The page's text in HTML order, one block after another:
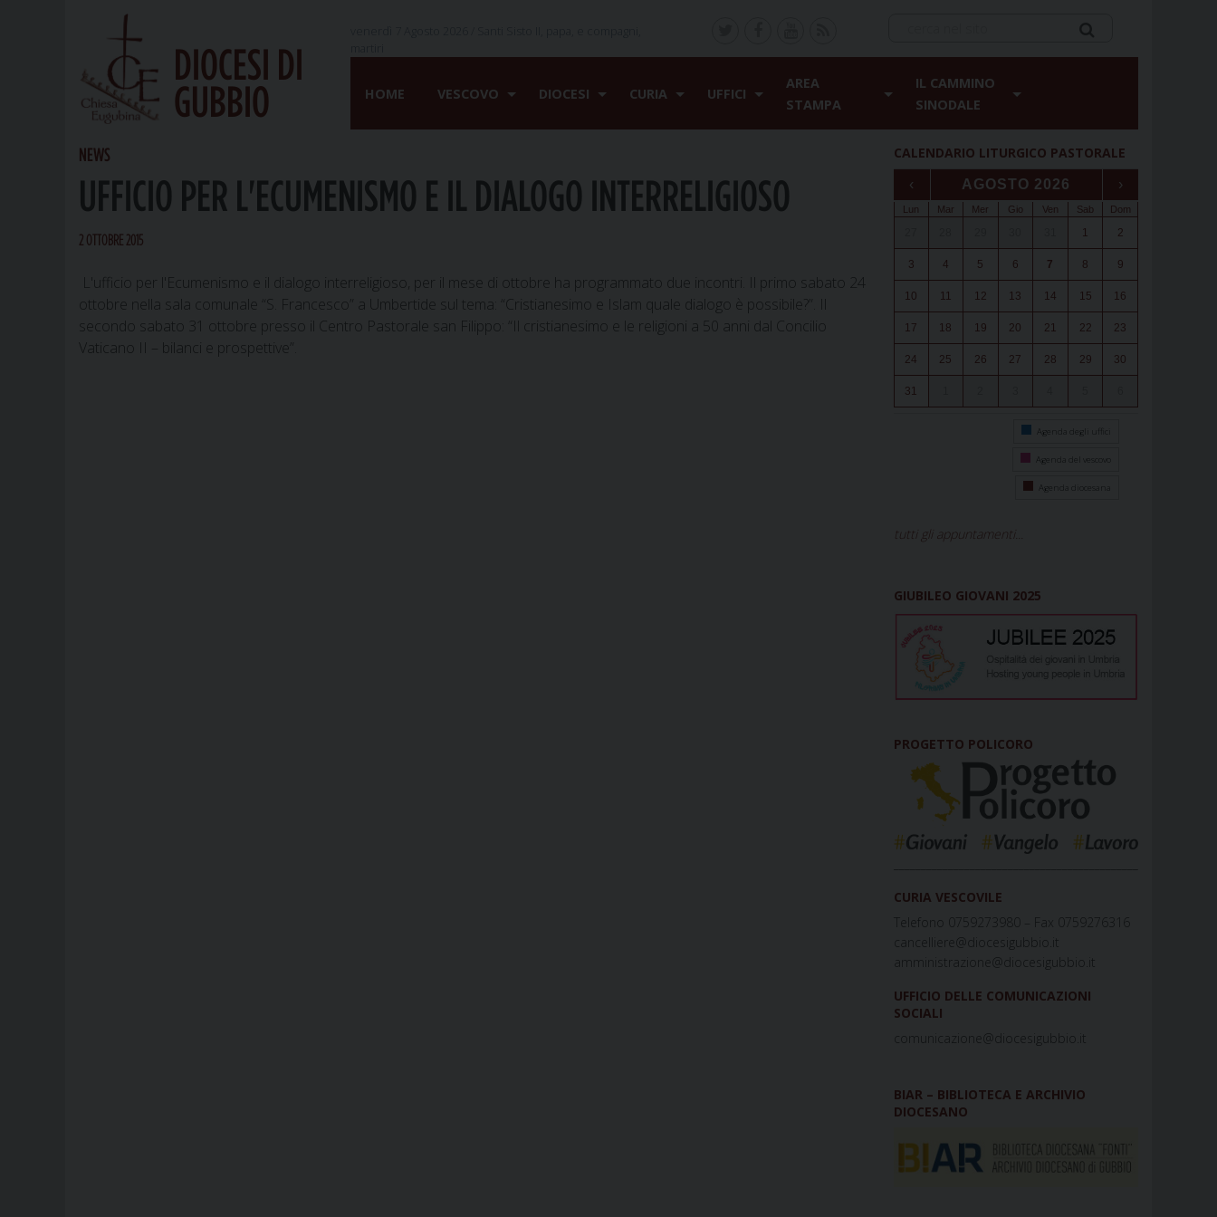
DIOCESI DI
GUBBIO
HOME VESCOVO DIOCESI CURIA UFFICI
AREA
STAMPA
IL CAMMINO
SINODALE
NEWS
UFFICIO PER L'ECUMENISMO E IL DIALOGO INTERRELIGIOSO
2 OTTOBRE 2015
L'ufficio per l'Ecumenismo e il dialogo interreligioso, per il mese di ottobre ha programmato due incontri. Il primo sabato 24
ottobre nella sala comunale “S. Francesco” a Umbertide sul tema: “Cristianesimo e Islam quale dialogo è possibile?”. Il
secondo sabato 31 ottobre presso il Centro Pastorale san Filippo: “Il cristianesimo e le religioni a 50 anni dal Concilio
Vaticano II – bilanci e prospettive”.
CALENDARIO LITURGICO PASTORALE
‹ AGOSTO 2026 ›
Lun Mar Mer Gio Ven Sab Dom
1 2
3 4 5 6 7 8 9
10 11 12 13 14 15 16
17 18 19 20 21 22 23
24 25 26 27 28 29 30
31
Agenda degli uffici
Agenda del vescovo
Agenda diocesana
tutti gli appuntamenti...
GIUBILEO GIOVANI 2025
PROGETTO POLICORO
CURIA VESCOVILE
Telefono 0759273980 – Fax 0759276316
cancelliere@diocesigubbio.it
amministrazione@diocesigubbio.it
UFFICIO DELLE COMUNICAZIONI
SOCIALI
comunicazione@diocesigubbio.it
BIAR – BIBLIOTECA E ARCHIVIO
DIOCESANO